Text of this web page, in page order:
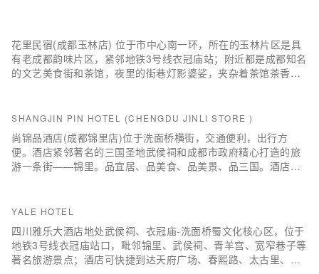
花里民宿(成都玉林店) 位于市中心南一环，所在的玉林片区是具
有老成都韵味片区，紧邻地铁3号线衣冠庙站；附近都是成都知名
的文艺美食街和茶馆，夜里的街巷灯影婆娑，夹杂着茶馆茶香、
SHANGJIN PIN HOTEL (CHENGDU JINLI STORE )
尚锦品酒店(成都锦里店)位于洗面桥横街，交通便利，出行方
便。酒店紧邻著名的三国圣地武侯祠和成都市政府精心打造的旅
游一条街——锦里。品宜居、品美食、品美景、品三国。酒店独
羊宫和杜甫草堂。交通道路便捷，通达成雅高速、成灌高速和川
藏公路。酒店环境优越，舒适的睡床，柔软的棉品被褥，简约明
快的家具，营养丰富的自助早餐，全天热水淋浴，空调、电视、
电话和24小时宽带上网等设施一应俱全。更有家人般贴心的服
务，让您拥有一个干净、温馨的住宿环境，是繁忙的商务客人及
YALE HOTEL
四川雅乐大酒店地处武侯祠、衣冠庙-洗面桥蜀文化核心区，位于
地铁3号线衣冠庙站口，毗邻锦里、武侯祠、青羊宫、宽窄巷子等
著名旅游景点；酒店可快捷到达天府广场、春熙路、太古里、九